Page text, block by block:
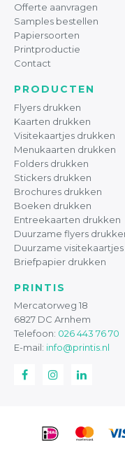
Offerte aanvragen
Samples bestellen
Papiersoorten
Printproductie
Contact
PRODUCTEN
Flyers drukken
Kaarten drukken
Visitekaartjes drukken
Menukaarten drukken
Folders drukken
Stickers drukken
Brochures drukken
Boeken drukken
Entreekaarten drukken
Duurzame flyers
Duurzame
Briefpapier drukken
PRINTIS
Mercatorweg 18
6827 DC Arnhem
Telefoon: 026 443 76 70
E-mail: info@printis.nl